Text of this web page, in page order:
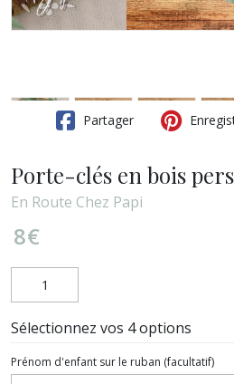
Partager
Porte-clés en bois
En Route Chez Papi
8€
Sélectionnez vos 4 options
Prénom d'enfant sur le ruban (facultatif)